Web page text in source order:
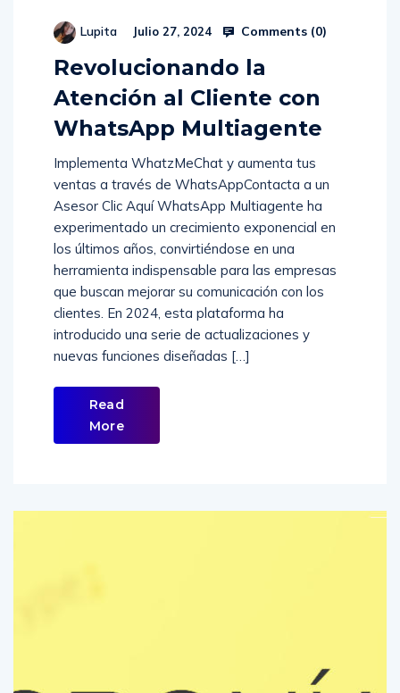
Lupita Julio 27, 2024 Comments (0)
Revolucionando la
Atención al Cliente con
WhatsApp Multiagente
Implementa WhatzMeChat y aumenta tus
ventas a través de WhatsAppContacta a un
Asesor Clic Aquí WhatsApp Multiagente ha
experimentado un crecimiento exponencial en
los últimos años, convirtiéndose en una
herramienta indispensable para las empresas
que buscan mejorar su comunicación con los
clientes. En 2024, esta plataforma ha
introducido una serie de actualizaciones y
nuevas funciones diseñadas […]
Read
More